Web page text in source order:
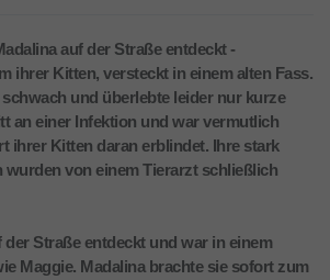
auf der Straße entdeckt -
ihrer Kitten, versteckt in einem alten Fass.
und überlebte leider nur kurze
an einer Infektion und war vermutlich
ihrer Kitten daran erblindet. Ihre stark
wurden von einem Tierarzt schließlich
Straße entdeckt und war in einem
Maggie. Madalina brachte sie sofort zum